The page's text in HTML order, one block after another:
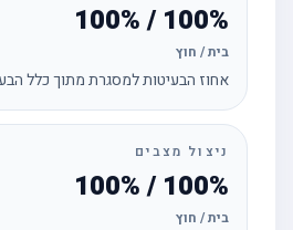
100% / 100%
בית / חוץ
אחוז הבעיטות למסגרת מתוך כלל
ניצול מצבים
100% / 100%
בית / חוץ